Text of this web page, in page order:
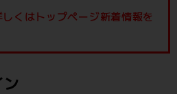
くはトップページ新着情報を